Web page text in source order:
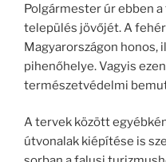
Polgármester úr ebben
település jövőjét. A
Magyarországon honos,
pihenőhelye. Vagyis
természetvédelmi
A tervek között
útvonalak kiépítése is